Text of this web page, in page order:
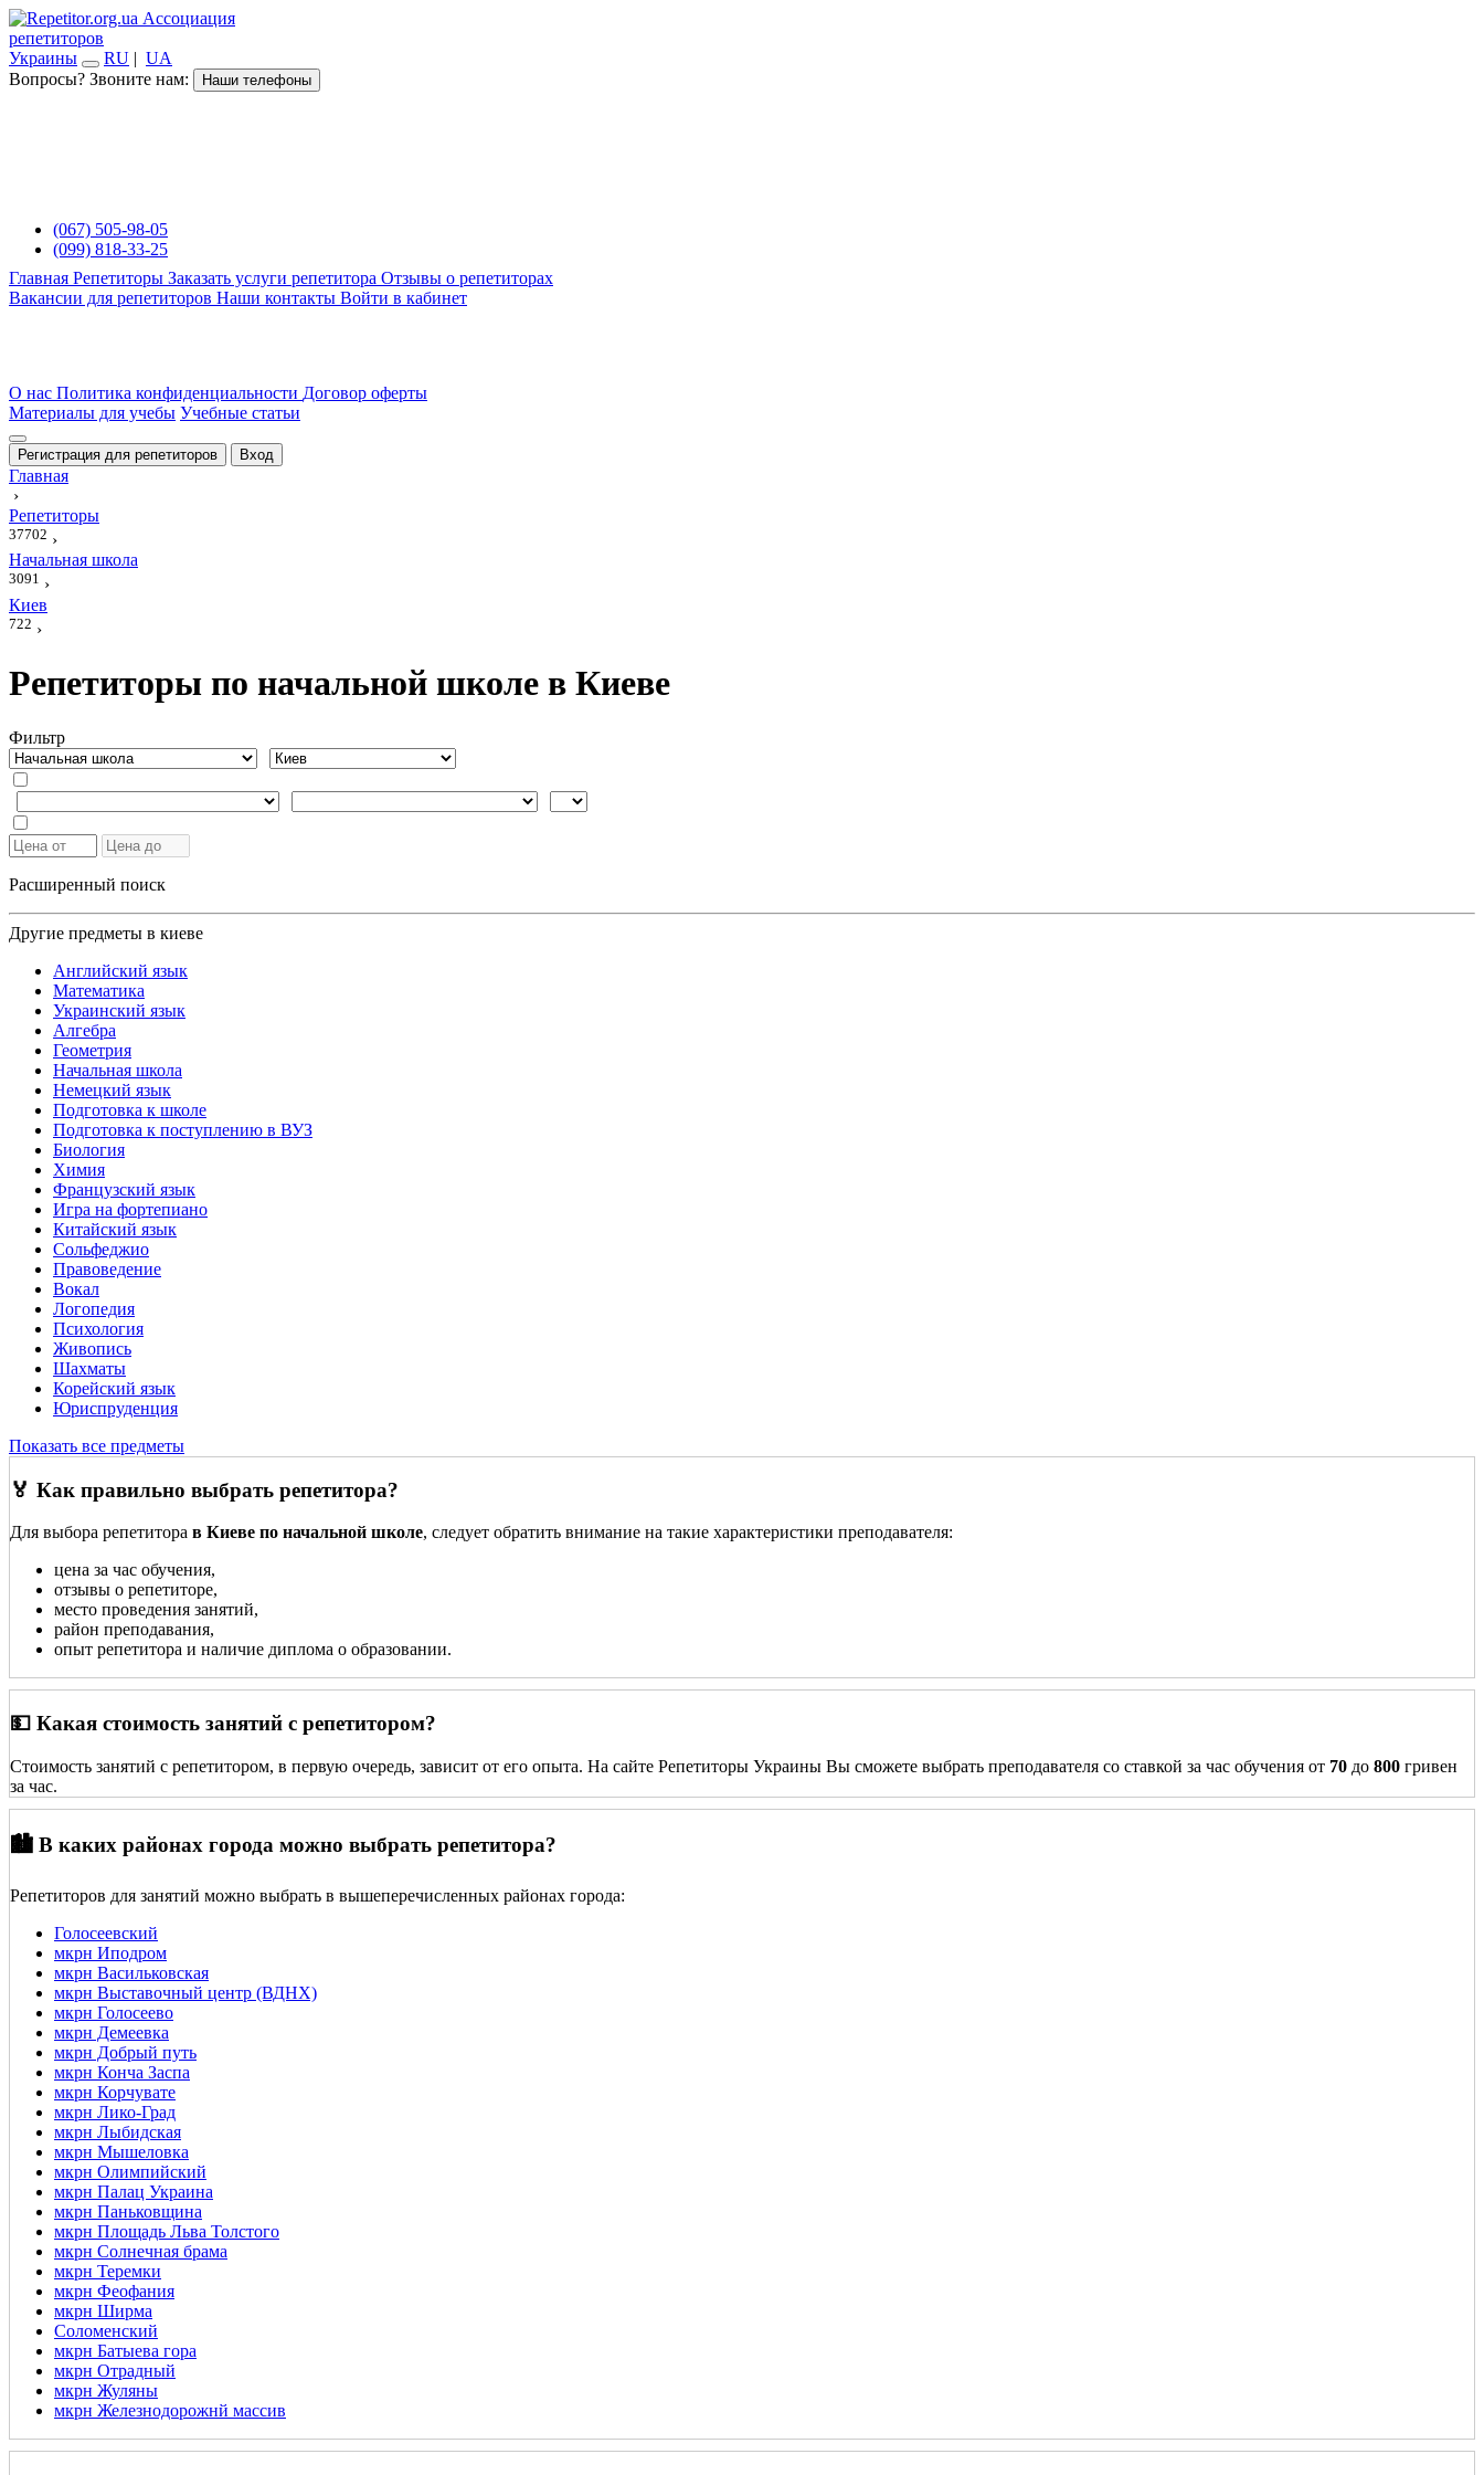
Ассоциация
репетиторов
Украины
RU | UA
Вопросы? Звоните нам:
Наши телефоны
(067) 505-98-05
(099) 818-33-25
Главная Репетиторы Заказать услуги репетитора Отзывы о репетиторах
Вакансии для репетиторов Наши контакты Войти в кабинет
О нас Политика конфиденциальности Договор оферты
Материалы для учебы Учебные статьи
Регистрация для репетиторов Вход
Главная
›
Репетиторы
37702 ›
Начальная школа
3091 ›
Киев
722 ›
Репетиторы по начальной школе в Киеве
Фильтр
Расширенный поиск
Другие предметы в киеве
Английский язык
Математика
Украинский язык
Алгебра
Геометрия
Начальная школа
Немецкий язык
Подготовка к школе
Подготовка к поступлению в ВУЗ
Биология
Химия
Французский язык
Игра на фортепиано
Китайский язык
Сольфеджио
Правоведение
Вокал
Логопедия
Психология
Живопись
Шахматы
Корейский язык
Юриспруденция
Показать все предметы
🏅 Как правильно выбрать репетитора?
Для выбора репетитора в Киеве по начальной школе, следует обратить внимание на такие характеристики преподавателя:
цена за час обучения,
отзывы о репетиторе,
место проведения занятий,
район преподавания,
опыт репетитора и наличие диплома о образовании.
💵 Какая стоимость занятий с репетитором?
Стоимость занятий с репетитором, в первую очередь, зависит от его опыта. На сайте Репетиторы Украины Вы сможете выбрать преподавателя со ставкой за час обучения от 70 до 800 гривен
за час.
🏙️ В каких районах города можно выбрать репетитора?
Репетиторов для занятий можно выбрать в вышеперечисленных районах города:
Голосеевский
мкрн Иподром
мкрн Васильковская
мкрн Выставочный центр (ВДНХ)
мкрн Голосеево
мкрн Демеевка
мкрн Добрый путь
мкрн Конча Заспа
мкрн Корчувате
мкрн Лико-Град
мкрн Лыбидская
мкрн Мышеловка
мкрн Олимпийский
мкрн Палац Украина
мкрн Паньковщина
мкрн Площадь Льва Толстого
мкрн Солнечная брама
мкрн Теремки
мкрн Феофания
мкрн Ширма
Соломенский
мкрн Батыева гора
мкрн Отрадный
мкрн Жуляны
мкрн Железнодорожнй массив